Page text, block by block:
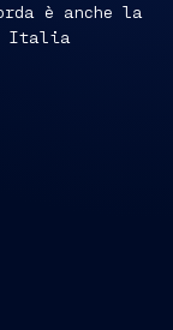
è anche la
Italia